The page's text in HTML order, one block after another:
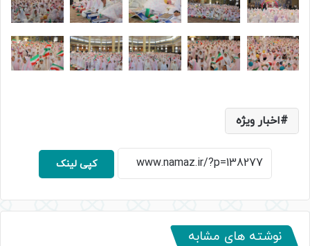
اخبار ویژه
کپی لینک
نوشته های مشابه